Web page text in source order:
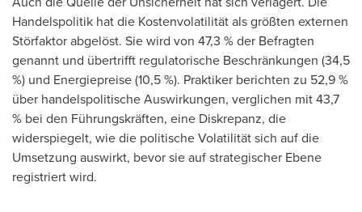
Handelspolitik hat die Kostenvolatilität als größten externen
Störfaktor abgelöst. Sie wird von 47,3 % der Befragten
genannt und übertrifft regulatorische Beschränkungen (34,5
%) und Energiepreise (10,5 %). Praktiker berichten zu 52,9 %
über handelspolitische Auswirkungen, verglichen mit 43,7
% bei den Führungskräften, eine Diskrepanz, die
widerspiegelt, wie die politische Volatilität sich auf die
Umsetzung auswirkt, bevor sie auf strategischer Ebene
registriert wird.